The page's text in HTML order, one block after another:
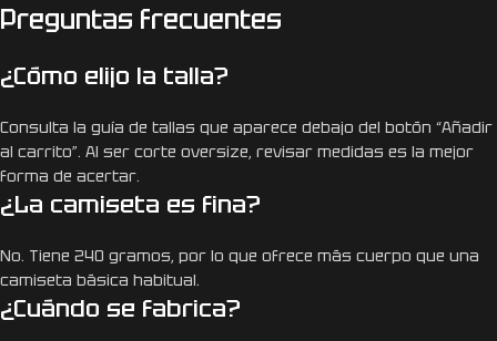
Preguntas frecuentes
¿Cómo elijo la talla?
Consulta la guía de tallas que aparece debajo del botón “Añadir
al carrito”. Al ser corte oversize, revisar medidas es la mejor
forma de acertar.
¿La camiseta es fina?
No. Tiene 240 gramos, por lo que ofrece más cuerpo que una
camiseta básica habitual.
¿Cuándo se fabrica?